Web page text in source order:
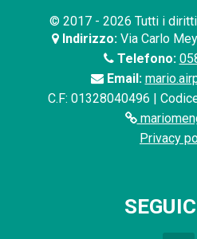
© 2017 - 2026 Tutti i
Indirizzo: Via Carlo
Telefono:
Email:
C.F: 01328040496 |
Privacy